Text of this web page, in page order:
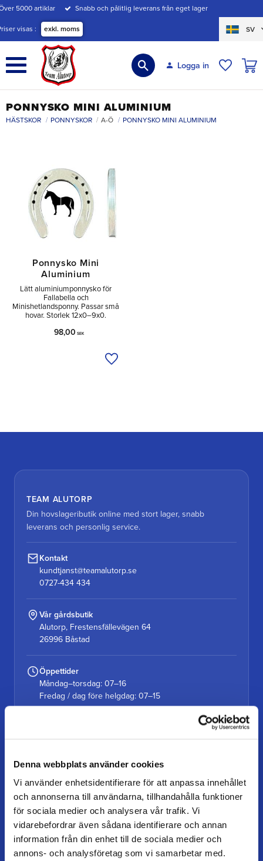
Denna webbplats använder cookies
Vi använder enhetsidentifierare för att anpassa innehållet
och annonserna till användarna, tillhandahålla funktioner
för sociala medier och analysera vår trafik. Vi
vidarebefordrar även sådana identifierare och annan
information från din enhet till de sociala medier och
annons- och analysföretag som vi samarbetar med.
Meny
5000 artiklar Snabb och pålitlig leverans från eget lager
visas exkl. moms SV
Logga in
PONNYSKO MINI ALUMINIUM
HÄSTSKOR PONNYSKOR A-Ö PONNYSKO MINI ALUMINIUM
Ponnysko Mini
Aluminium
Lätt aluminiumponnysko för
Fallabella och
Minishetlandsponny. Passar små
hovar. Storlek 12x0–9x0.
98,00 SEK
Lägg till i önskelista
TEAM ALUTORP
Din hovslageributik online med stort lager, snabb
leverans och personlig service.
Kontakt
kundtjanst@teamalutorp.se
0727-434 434
Vår gårdsbutik
Alutorp, Frestensfällevägen 64
26996 Båstad
Öppettider
Måndag–torsdag: 07–16
Fredag / dag före helgdag: 07–15
Kundtjänst
Mina sidor
Retur / ångra köp
Reklamation